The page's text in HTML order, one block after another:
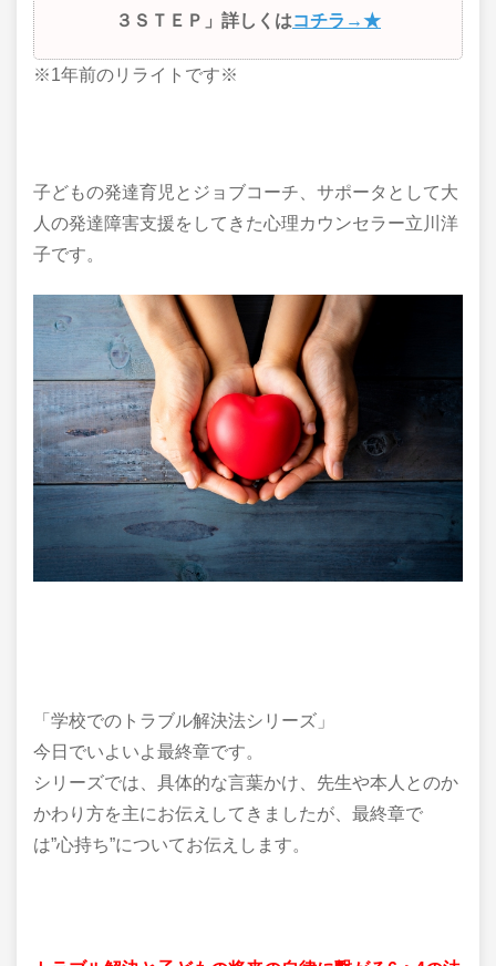
３ＳＴＥＰ」詳しくはコチラ→★
※1年前のリライトです※
子どもの発達育児とジョブコーチ、サポータとして大
人の発達障害支援をしてきた心理カウンセラー立川洋
子です。
「学校でのトラブル解決法シリーズ」
今日でいよいよ最終章です。
シリーズでは、具体的な言葉かけ、先生や本人とのか
かわり方を主にお伝えしてきましたが、最終章で
は”心持ち”についてお伝えします。